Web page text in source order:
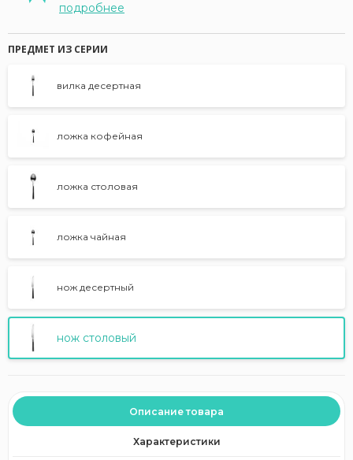
подробнее
ПРЕДМЕТ ИЗ СЕРИИ
вилка десертная
ложка кофейная
ложка столовая
ложка чайная
нож десертный
нож столовый
Описание товара
Характеристики